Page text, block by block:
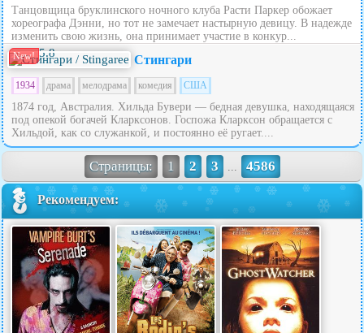
Танцовщица бруклинского ночного клуба Расти Паркер обожает
хореографа Дэнни, но тот не замечает настырную девицу. В надежде
изменить свою жизнь, она принимает участие в конкур...
New! 5.8 Стингари
1934 драма мелодрама комедия США
1874 год, Австралия. Хильда Бувери — бедная девушка, находящаяся
под опекой богачей Кларксонов. Госпожа Кларксон обращается с
Хильдой, как со служанкой, и постоянно её ругает....
Страницы: 1 2 3 ... 4586
Рекомендуем: